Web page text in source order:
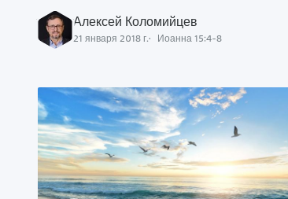
Алексей Коломийцев
21 января 2018 г. Иоанна 15:4-8